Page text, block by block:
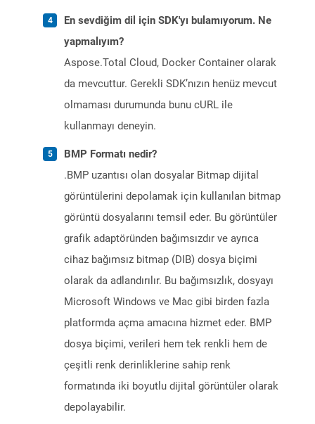
En sevdiğim dil için SDK'yı bulamıyorum. Ne
yapmalıyım?
Aspose.Total Cloud, Docker Container olarak
da mevcuttur. Gerekli SDK’nızın henüz mevcut
olmaması durumunda bunu cURL ile
kullanmayı deneyin.
BMP Formatı nedir?
.BMP uzantısı olan dosyalar Bitmap dijital
görüntülerini depolamak için kullanılan bitmap
görüntü dosyalarını temsil eder. Bu görüntüler
grafik adaptöründen bağımsızdır ve ayrıca
cihaz bağımsız bitmap (DIB) dosya biçimi
olarak da adlandırılır. Bu bağımsızlık, dosyayı
Microsoft Windows ve Mac gibi birden fazla
platformda açma amacına hizmet eder. BMP
dosya biçimi, verileri hem tek renkli hem de
çeşitli renk derinliklerine sahip renk
formatında iki boyutlu dijital görüntüler olarak
depolayabilir.